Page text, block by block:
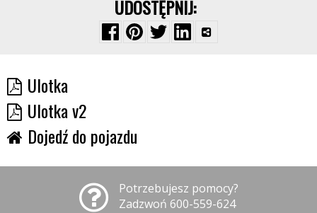
UDOSTĘPNIJ:
Ulotka
Ulotka v2
Dojedź do pojazdu
Potrzebujesz pomocy?
Zadzwoń 600-559-624